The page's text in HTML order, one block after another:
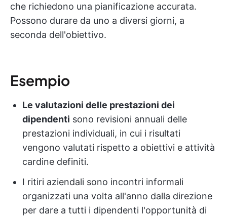
che richiedono una pianificazione accurata.
Possono durare da uno a diversi giorni, a
seconda dell'obiettivo.
Esempio
Le valutazioni delle prestazioni dei
dipendenti sono revisioni annuali delle
prestazioni individuali, in cui i risultati
vengono valutati rispetto a obiettivi e attività
cardine definiti.
I ritiri aziendali sono incontri informali
organizzati una volta all'anno dalla direzione
per dare a tutti i dipendenti l'opportunità di